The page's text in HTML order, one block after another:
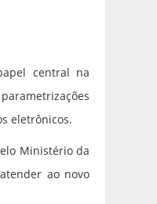
central na
eletrônicos.
Ministério da
ao novo